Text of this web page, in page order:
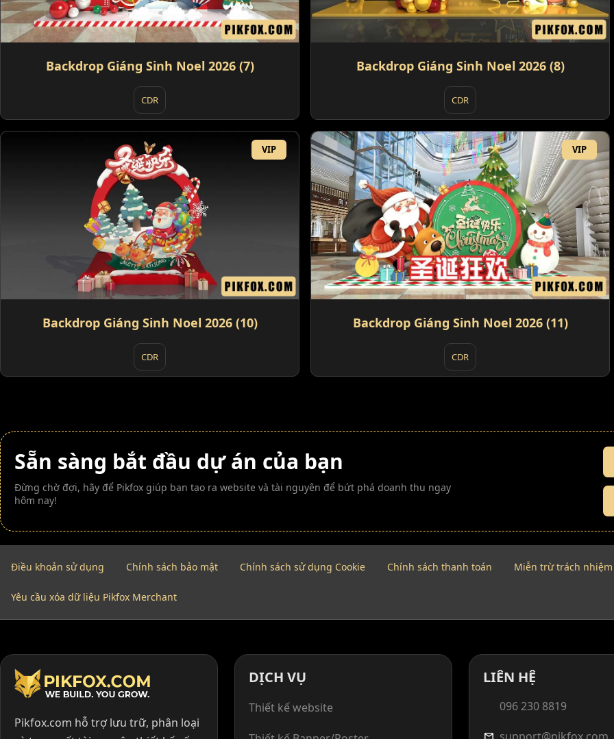
Backdrop Giáng Sinh Noel 2026 (7)
CDR
Backdrop Giáng Sinh Noel 2026 (8)
CDR
VIP
Backdrop Giáng Sinh Noel 2026 (10)
CDR
VIP
Backdrop Giáng Sinh Noel 2026 (11)
CDR
Sẵn sàng bắt đầu dự án của bạn
Đừng chờ đợi, hãy để Pikfox giúp bạn tạo ra website và tài nguyên để bứt phá doanh thu ngay
hôm nay!
Điều khoản sử dụng Chính sách bảo mật Chính sách sử dụng Cookie Chính sách thanh toán Miễn trừ trách nhiệm
Yêu cầu xóa dữ liệu Pikfox Merchant
Pikfox.com hỗ trợ lưu trữ, phân loại
DỊCH VỤ
Thiết kế website
LIÊN HỆ
096 230 8819